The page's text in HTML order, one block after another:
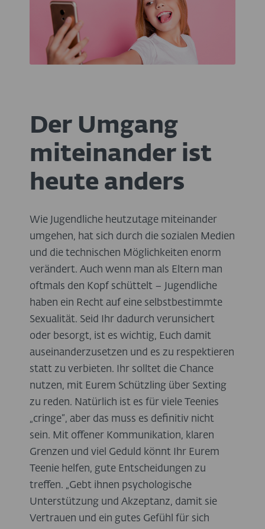
Der Umgang
miteinander ist
heute anders
Wie Jugendliche heutzutage miteinander
umgehen, hat sich durch die sozialen Medien
und die technischen Möglichkeiten enorm
verändert. Auch wenn man als Eltern man
oftmals den Kopf schüttelt – Jugendliche
haben ein Recht auf eine selbstbestimmte
Sexualität. Seid Ihr dadurch verunsichert
oder besorgt, ist es wichtig, Euch damit
auseinanderzusetzen und es zu respektieren
statt zu verbieten. Ihr solltet die Chance
nutzen, mit Eurem Schützling über Sexting
zu reden. Natürlich ist es für viele Teenies
„cringe“, aber das muss es definitiv nicht
sein. Mit offener Kommunikation, klaren
Grenzen und viel Geduld könnt Ihr Eurem
Teenie helfen, gute Entscheidungen zu
treffen. „Gebt ihnen psychologische
Unterstützung und Akzeptanz, damit sie
Vertrauen und ein gutes Gefühl für sich